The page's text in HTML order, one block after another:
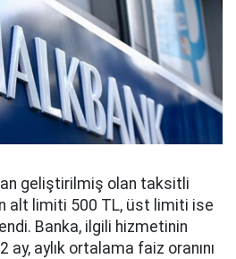
geliştirilmiş olan taksitli
alt limiti 500 TL, üst limiti ise
Banka, ilgili hizmetinin
ay, aylık ortalama faiz oranını